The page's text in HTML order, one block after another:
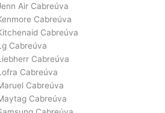
Air Cabreúva
Cabreúva
Cabreúva
Cabreúva
Cabreúva
Cabreúva
Cabreúva
Cabreúva